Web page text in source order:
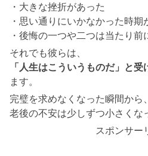
・大きな挫折があった
・思い通りにいかなかった時期
・後悔の一つや二つは当たり前
それでも彼らは、
「人生はこういうものだ」と受
ます。
完璧を求めなくなった瞬間から、
老後の不安は少しずつ小さくな
スポンサー